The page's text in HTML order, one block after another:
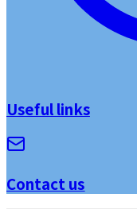
Useful links
Contact us